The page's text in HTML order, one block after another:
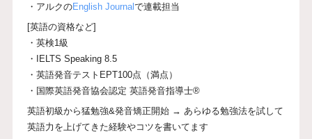
・アルクのEnglish Journalで連載担当
[英語の資格など]
・英検1級
・IELTS Speaking 8.5
・英語発音テストEPT100点（満点）
・国際英語発音協会認定 英語発音指導士®
英語初級から猛勉強&発音矯正開始 → あらゆる勉強法を試して
英語力を上げてきた経験やコツを書いてます